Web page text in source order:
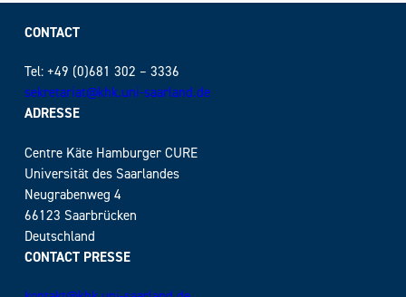
CONTACT
Tel: +49 (0)681 302 – 3336
sekretariat@khk.uni-saarland.de
ADRESSE
Centre Käte Hamburger CURE
Universität des Saarlandes
Neugrabenweg 4
66123 Saarbrücken
Deutschland
CONTACT PRESSE